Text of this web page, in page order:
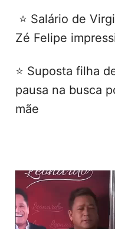
⭐ Salário de
Zé Felipe
⭐ Suposta filha
pausa na busca
mãe